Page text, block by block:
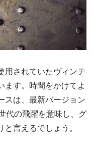
用されていたヴィンテ
ます。時間をかけてよ
スは、最新バージョン
代の飛躍を意味し、グ
言えるでしょう。